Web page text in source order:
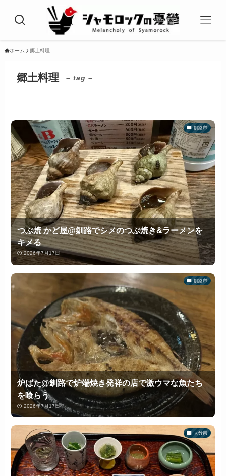
ホーム 郷土料理
郷土料理 – tag –
釧路市
つぶ焼 かど屋@釧路でシメのつぶ焼き&ラーメンを
キメる
2026年7月17日
釧路市
炉ばた@釧路で炉端焼き発祥の店で激ウマな魚たち
を喰らう
2026年7月17日
大分県